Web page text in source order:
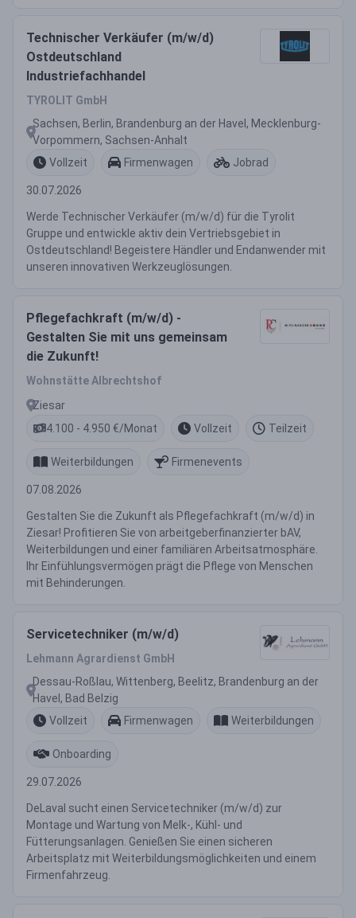
Technischer Verkäufer (m/w/d)
Ostdeutschland
Industriefachhandel
TYROLIT GmbH
Sachsen, Berlin, Brandenburg an der Havel, Mecklenburg-
Vorpommern, Sachsen-Anhalt
Vollzeit
Firmenwagen Jobrad
30.07.2026
Werde Technischer Verkäufer (m/w/d) für die Tyrolit
Gruppe und entwickle aktiv dein Vertriebsgebiet in
Ostdeutschland! Begeistere Händler und Endanwender mit
unseren innovativen Werkzeuglösungen.
Pflegefachkraft (m/w/d) -
Gestalten Sie mit uns gemeinsam
die Zukunft!
Wohnstätte Albrechtshof
Ziesar
4.100 - 4.950 €/Monat
Vollzeit Teilzeit
Weiterbildungen Firmenevents
07.08.2026
Gestalten Sie die Zukunft als Pflegefachkraft (m/w/d) in
Ziesar! Profitieren Sie von arbeitgeberfinanzierter bAV,
Weiterbildungen und einer familiären Arbeitsatmosphäre.
Ihr Einfühlungsvermögen prägt die Pflege von Menschen
mit Behinderungen.
Servicetechniker (m/w/d)
Lehmann Agrardienst GmbH
Dessau-Roßlau, Wittenberg, Beelitz, Brandenburg an der
Havel, Bad Belzig
Vollzeit
Firmenwagen Weiterbildungen
Onboarding
29.07.2026
DeLaval sucht einen Servicetechniker (m/w/d) zur
Montage und Wartung von Melk-, Kühl- und
Fütterungsanlagen. Genießen Sie einen sicheren
Arbeitsplatz mit Weiterbildungsmöglichkeiten und einem
Firmenfahrzeug.